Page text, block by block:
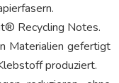
Recycling Notes.
Materialien gefertigt
produziert.